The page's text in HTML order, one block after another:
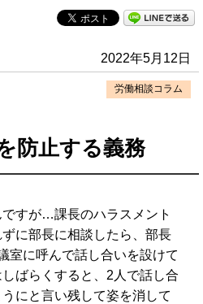
2022年5月12日
労働相談コラム
防止する義務
すが…課長のハラスメント
に部長に相談したら、部長
室に呼んで話し合いを設けて
ばらくすると、2人で話し合
にと言い残して姿を消して